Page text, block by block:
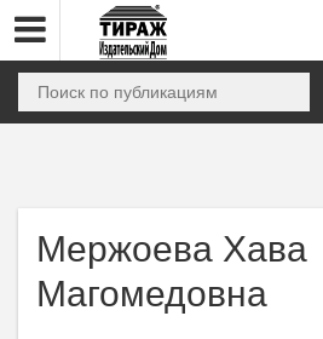
Мержоева Хава
Магомедовна